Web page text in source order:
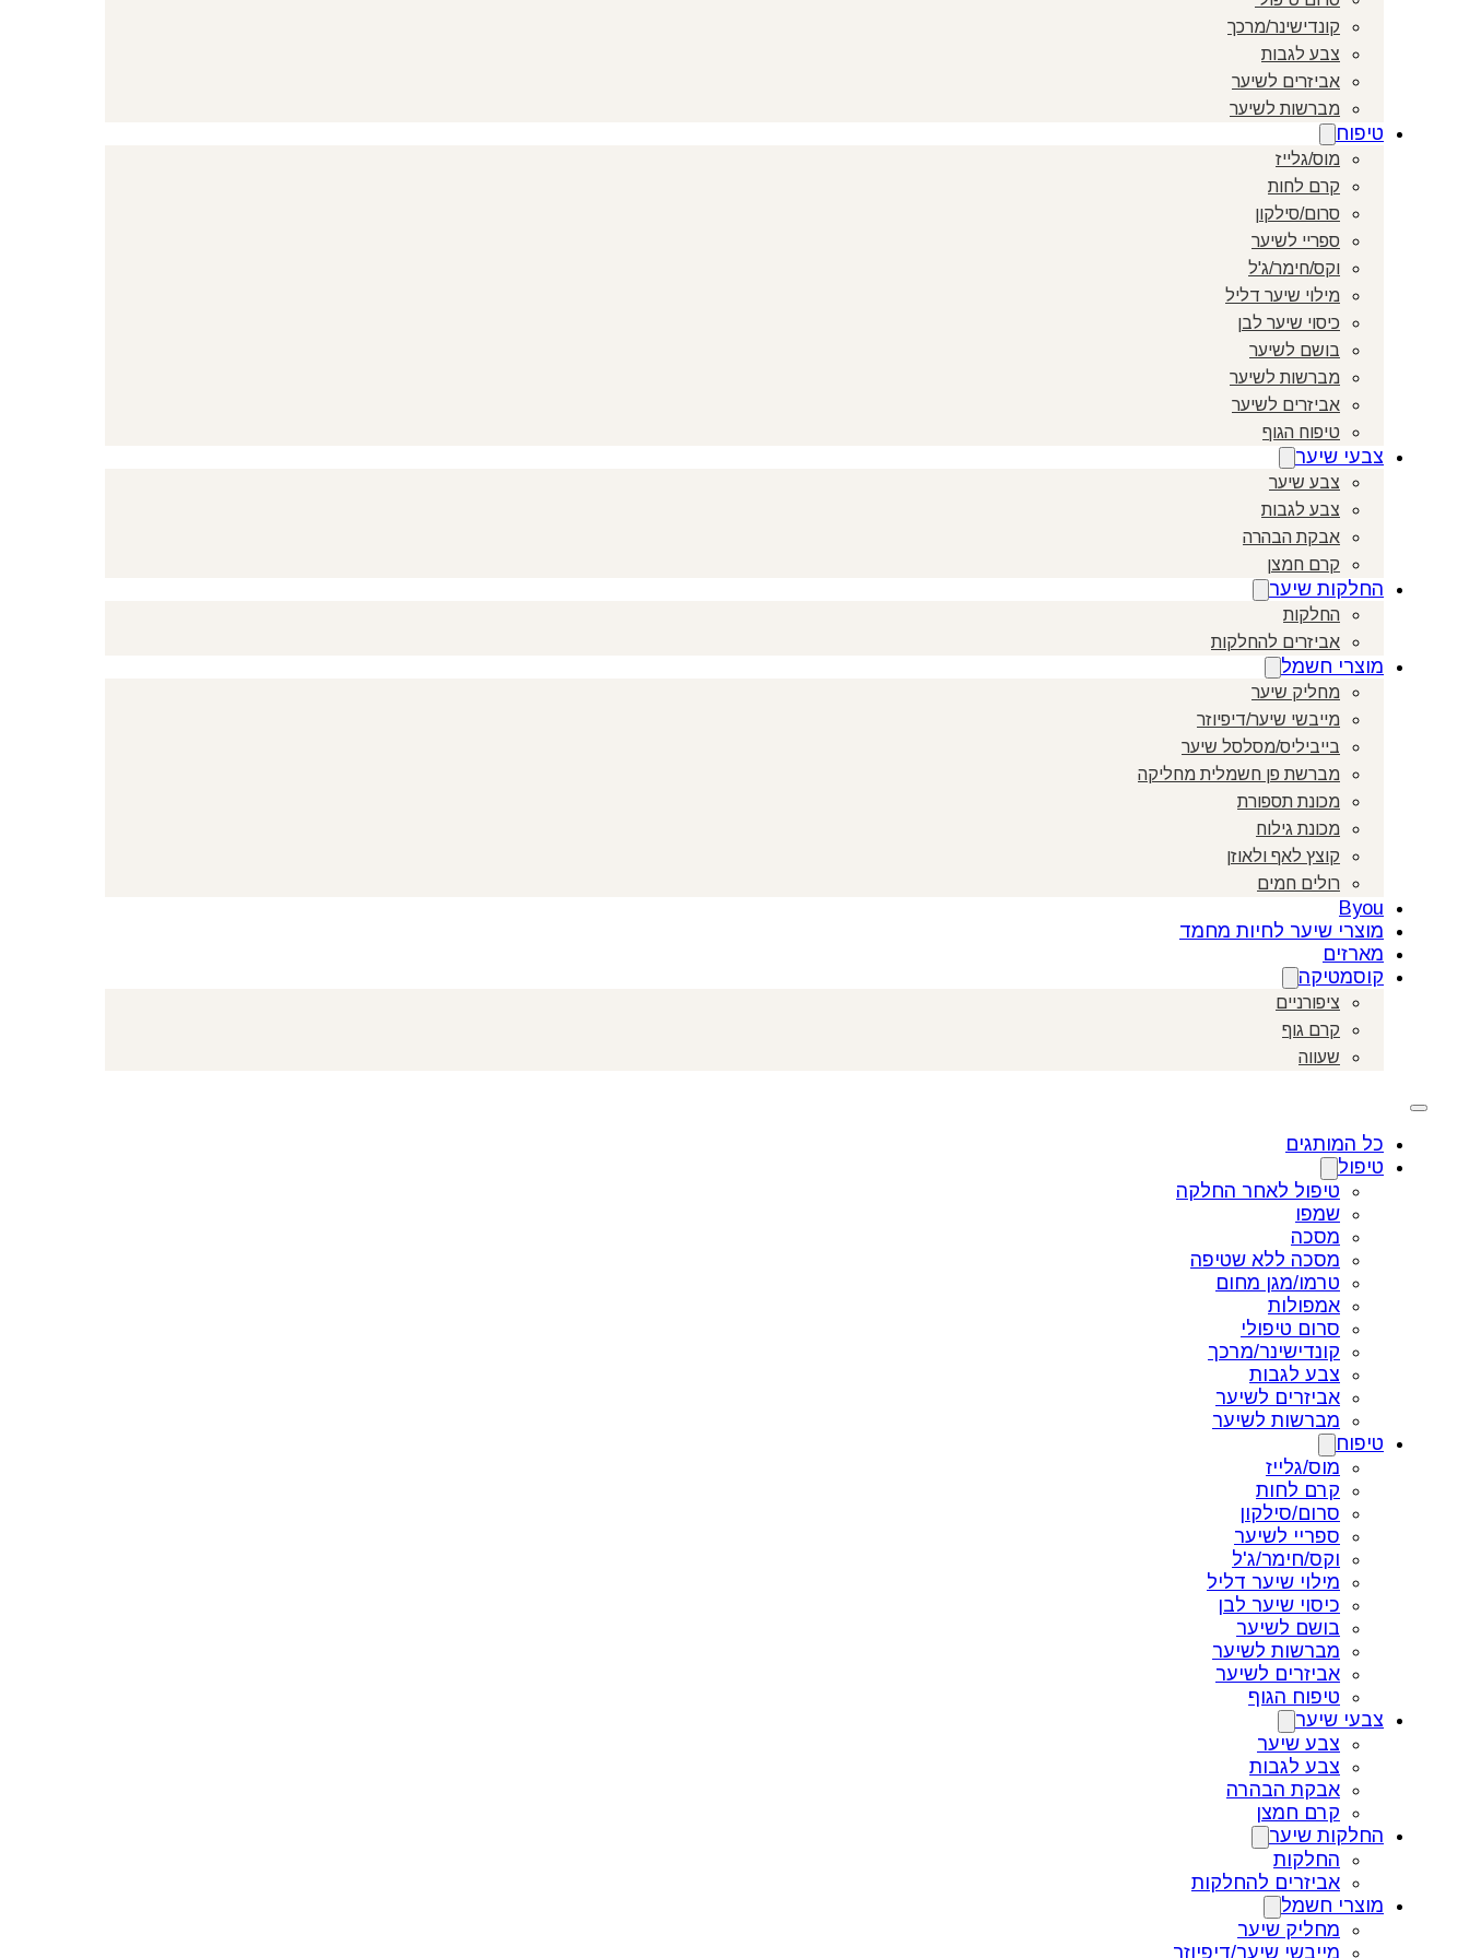
קונדישינר/מרכך
צבע לגבות
אביזרים לשיער
מברשות לשיער
טיפוח
מוס/גלייז
קרם לחות
סרום/סילקון
ספריי לשיער
וקס/חימר/ג'ל
מילוי שיער דליל
כיסוי שיער לבן
בושם לשיער
מברשות לשיער
אביזרים לשיער
טיפוח הגוף
צבעי שיער
צבע שיער
צבע לגבות
אבקת הבהרה
קרם חמצן
החלקות שיער
החלקות
אביזרים להחלקות
מוצרי חשמל
מחליק שיער
מייבשי שיער/דיפיוזר
בייביליס/מסלסל שיער
מברשת פן חשמלית מחליקה
מכונת תספורת
מכונת גילוח
קוצץ לאף ולאוזן
רולים חמים
Byou
מוצרי שיער לחיות מחמד
מארזים
קוסמטיקה
ציפורניים
קרם גוף
שעווה
כל המותגים
טיפול
טיפול לאחר החלקה
שמפו
מסכה
מסכה ללא שטיפה
טרמו/מגן מחום
אמפולות
סרום טיפולי
קונדישינר/מרכך
צבע לגבות
אביזרים לשיער
מברשות לשיער
טיפוח
מוס/גלייז
קרם לחות
סרום/סילקון
ספריי לשיער
וקס/חימר/ג'ל
מילוי שיער דליל
כיסוי שיער לבן
בושם לשיער
מברשות לשיער
אביזרים לשיער
טיפוח הגוף
צבעי שיער
צבע שיער
צבע לגבות
אבקת הבהרה
קרם חמצן
החלקות שיער
החלקות
אביזרים להחלקות
מוצרי חשמל
מחליק שיער
מייבשי שיער/דיפיוזר